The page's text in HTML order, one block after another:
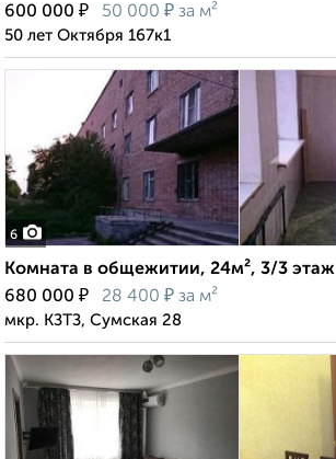
600 000 ₽ 50 000 ₽ за м²
50 лет Октября 167к1
6
Комната в общежитии, 24м², 3/3 этаж
680 000 ₽ 28 400 ₽ за м²
мкр. КЗТЗ, Сумская 28